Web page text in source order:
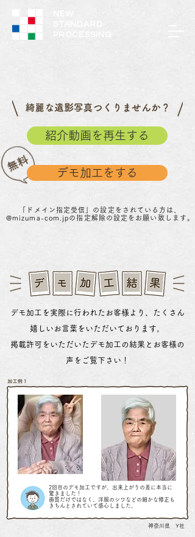
PROCESSING
紹介動画を再生する
デモ加工をする
「ドメイン指定受信」の設定をされている方は、
@mizuma-com.jpの指定解除の設定をお願い致します。
デモ加工を実際に行われたお客様より、たくさん
嬉しいお言葉をいただいております。
掲載許可をいただいたデモ加工の結果とお客様の
声をご覧下さい！
神奈川県 Y社
2回目のデモ加工ですが、出来上がりの差に本当に
驚きました！
画質だけではなく、洋服のシワなどの細かな修正も
きちんとされていて感心しました。